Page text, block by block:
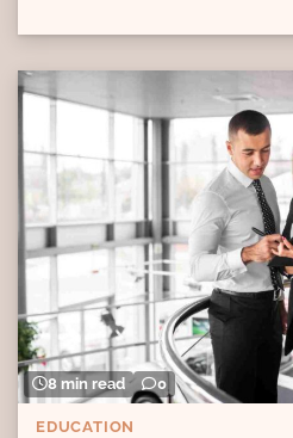
8 min read 0
EDUCATION